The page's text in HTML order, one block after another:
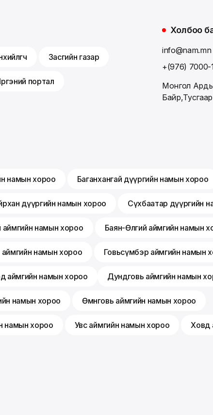
Засгийн газар
портал
Холбоо
info@nam.mn
+(976) 7000-
Монгол
намын хороо Баганхангай дүүргийн намын хороо
дүүргийн намын хороо Сүхбаатар дүүргийн
аймгийн намын хороо Баян-Өлгий аймгийн намын
намын хороо Говьсүмбэр аймгийн намын
аймгийн намын хороо Дундговь аймгийн намын
намын хороо Өмнөговь аймгийн намын хороо
намын хороо Увс аймгийн намын хороо Ховд